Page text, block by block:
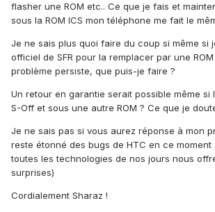
flasher une ROM etc.. Ce que je fais et
sous la ROM ICS mon téléphone me fait le
Je ne sais plus quoi faire du coup si même si
officiel de SFR pour la remplacer par une
problème persiste, que puis-je faire ?
Un retour en garantie serait possible même si
S-Off et sous une autre ROM ? Ce que je
Je ne sais pas si vous aurez réponse à mon
reste étonné des bugs de HTC en ce moment
toutes les technologies de nos jours nous
surprises)
Cordialement Sharaz !